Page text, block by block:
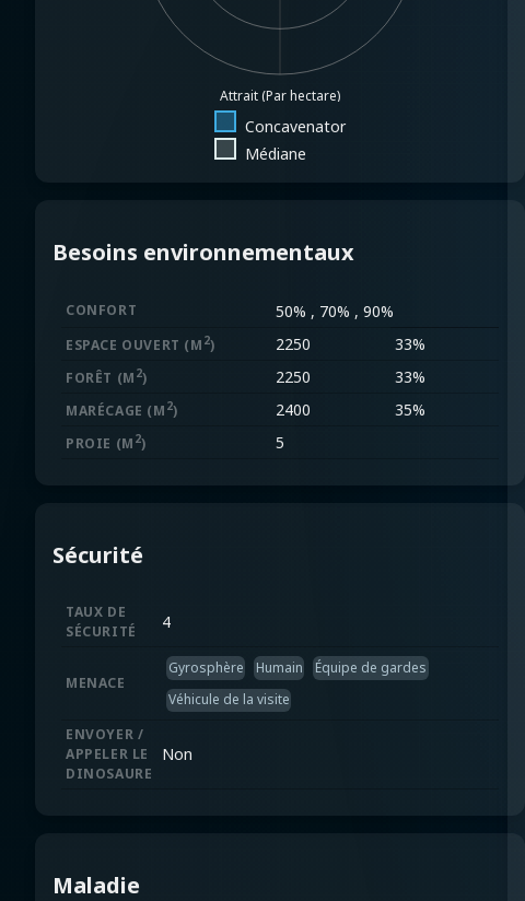
Attrait (Par hectare)
Concavenator
Médiane
Sécurité
TAUX DE
SÉCURITÉ
4
MENACE
Gyrosphère Humain
Équipe de gardes
Véhicule de la visite
ENVOYER /
APPELER LE
DINOSAURE
Non
Besoins environnementaux
CONFORT 50% , 70% , 90%
ESPACE OUVERT (M 2) 2250 33%
FORÊT (M 2) 2250 33%
MARÉCAGE (M 2) 2400 35%
PROIE (M 2) 5
Maladie